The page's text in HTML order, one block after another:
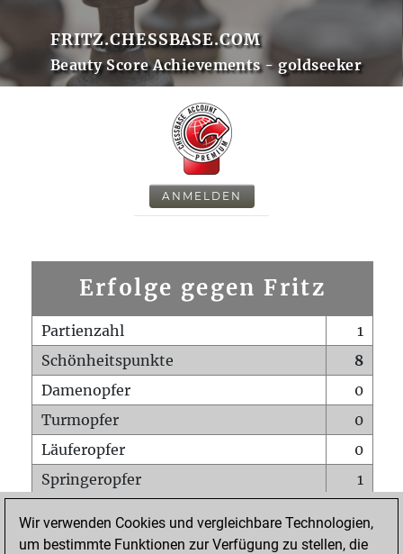
FRITZ.CHESSBASE.COM
Beauty Score Achievements - goldseeker
ANMELDEN
Erfolge gegen Fritz
Partienzahl
1
Schönheitspunkte
8
Damenopfer
0
Turmopfer
0
Läuferopfer
0
Springeropfer
1
Matt auf vollem Brett
0
Wir verwenden Cookies und vergleichbare Technologien,
um bestimmte Funktionen zur Verfügung zu stellen, die